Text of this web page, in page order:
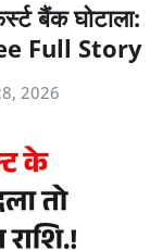
बैंक घोटाला:
Full Story
2026